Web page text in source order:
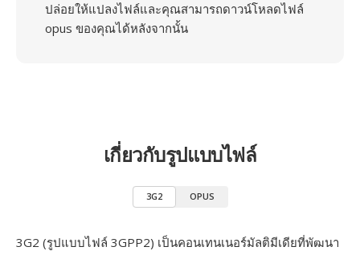
ปล่อยให้แปลงไฟล์และคุณสามารถดาวน์โหลดไฟล์
opus ของคุณได้หลังจากนั้น
เกี่ยวกับรูปแบบไฟล์
3G2 OPUS
3G2 (รูปแบบไฟล์ 3GPP2) เป็นคอนเทนเนอร์มัลติมีเดียที่พัฒนา